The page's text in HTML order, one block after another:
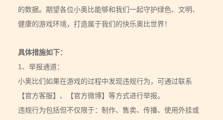
的数据。期望各位小奥比能够和我们一起守护绿色、文明、
健康的游戏环境，打造属于我们的快乐奥比世界！
具体措施如下：
1、举报通道：
小奥比们如果在游戏的过程中发现违规行为，可通过联系
【官方客服】、【官方微博】等方式进行举报。
违规行为包括但不仅限于：制作、售卖、传播、使用外挂或